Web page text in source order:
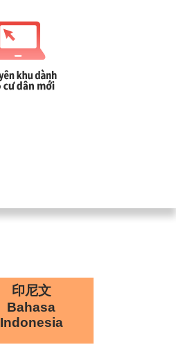
印尼文
Bahasa
Indonesia